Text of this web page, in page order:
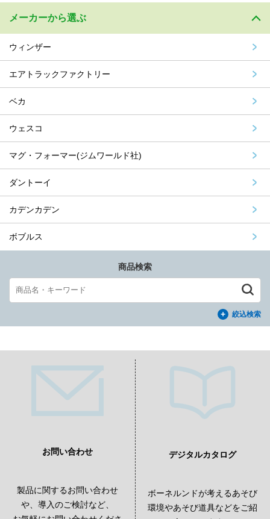
メーカーから選ぶ
ウィンザー
エアトラックファクトリー
ベカ
ウェスコ
マグ・フォーマー(ジムワールド社)
ダントーイ
カデンカデン
ボブルス
商品検索
絞込検索
お問い合わせ
製品に関するお問い合わせ
や、導入のご検討など、
デジタルカタログ
ボーネルンドが考えるあそび
環境やあそび道具などをご紹